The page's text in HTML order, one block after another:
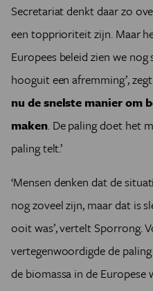
Secretariat denkt daar zo
een topprioriteit zijn. Maar
Europees beleid zien we
hooguit een afremming’, zegt
nu de snelste manier om
maken. De paling doet het
paling telt.’
‘Mensen denken dat de
nog zoveel zijn, maar dat is
ooit was’, vertelt Sporrong.
vertegenwoordigde de
de biomassa in de Europese